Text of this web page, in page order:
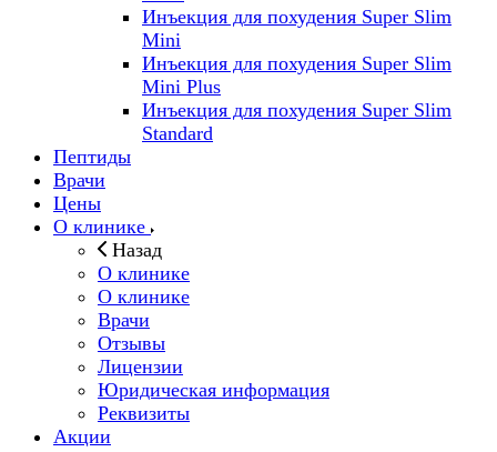
Инъекция для похудения Super Slim
Mini
Инъекция для похудения Super Slim
Mini Plus
Инъекция для похудения Super Slim
Standard
Пептиды
Врачи
Цены
О клинике
Назад
О клинике
О клинике
Врачи
Отзывы
Лицензии
Юридическая информация
Реквизиты
Акции